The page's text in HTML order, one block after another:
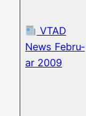
VTAD
News Febru­
ar 2009